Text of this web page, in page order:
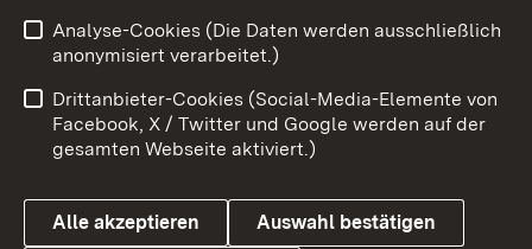
Analyse-Cookies (Die Daten werden ausschließlich
anonymisiert verarbeitet.)
Drittanbieter-Cookies (Social-Media-Elemente von
Facebook, X / Twitter und Google werden auf der
gesamten Webseite aktiviert.)
Alle akzeptieren Auswahl bestätigen